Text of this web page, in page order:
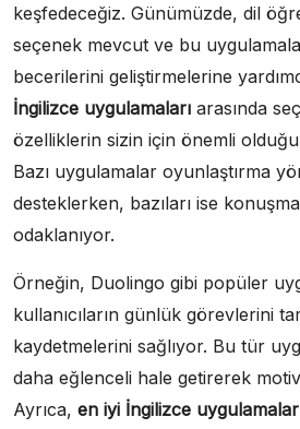
keşfedeceğiz. Günümüzde, dil
seçenek mevcut ve bu
becerilerini geliştirmelerine
İngilizce uygulamaları arasında
özelliklerin sizin için önemli
Bazı uygulamalar oyunlaştırma
desteklerken, bazıları ise
odaklanıyor.
Örneğin, Duolingo gibi popüler
kullanıcıların günlük görevlerini
kaydetmelerini sağlıyor. Bu tür
daha eğlenceli hale getirerek
Ayrıca, en iyi İngilizce